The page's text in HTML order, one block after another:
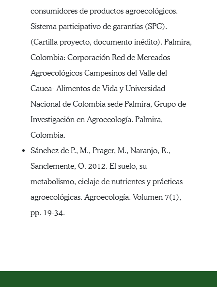
consumidores de productos agroecológicos.
Sistema participativo de garantías (SPG).
(Cartilla proyecto, documento inédito). Palmira,
Colombia: Corporación Red de Mercados
Agroecológicos Campesinos del Valle del
Cauca- Alimentos de Vida y Universidad
Nacional de Colombia sede Palmira, Grupo de
Investigación en Agroecología. Palmira,
Colombia.
Sánchez de P., M., Prager, M., Naranjo, R.,
Sanclemente, O. 2012. El suelo, su
metabolismo, ciclaje de nutrientes y prácticas
agroecológicas. Agroecología. Volumen 7(1),
pp. 19-34.